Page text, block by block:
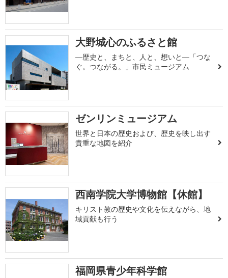
大野城心のふるさと館
―歴史と、まちと、人と、想いと―「つな
ぐ。つながる。」市民ミュージアム
ゼンリンミュージアム
世界と日本の歴史および、歴史を映し出す
貴重な地図を紹介
西南学院大学博物館【休館】
キリスト教の歴史や文化を伝えながら、地
域貢献も行う
福岡県青少年科学館